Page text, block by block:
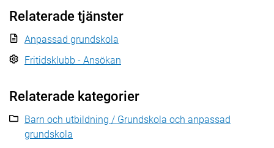
Relaterade tjänster
Anpassad grundskola
Fritidsklubb - Ansökan
Relaterade kategorier
Barn och utbildning / Grundskola och anpassad
grundskola